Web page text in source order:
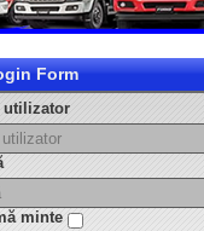
Form
utilizator
minte